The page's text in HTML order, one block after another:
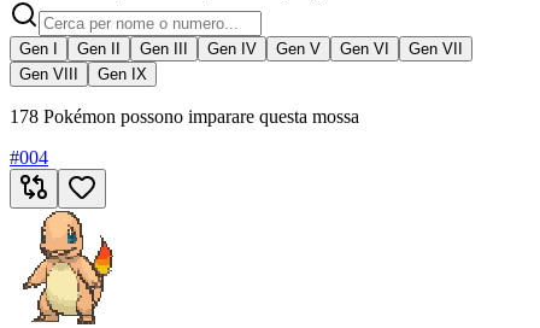
Gen I Gen II Gen III Gen IV Gen V Gen VI
Gen VII
Gen VIII
Gen IX
178 Pokémon possono imparare questa mossa
#004